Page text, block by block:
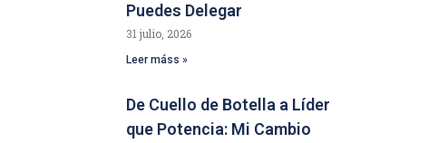
Puedes Delegar
31 julio, 2026
Leer máss »
De Cuello de Botella a Líder
que Potencia: Mi Cambio